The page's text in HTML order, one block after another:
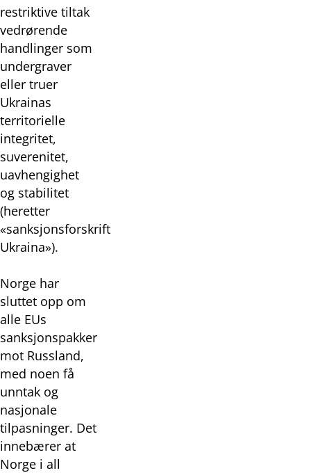
restriktive tiltak
vedrørende
handlinger som
undergraver
eller truer
Ukrainas
territorielle
integritet,
suverenitet,
uavhengighet
og stabilitet
(heretter
«sanksjonsforskrift
Ukraina»).
Norge har
sluttet opp om
alle EUs
sanksjonspakker
mot Russland,
med noen få
unntak og
nasjonale
tilpasninger. Det
innebærer at
Norge i all